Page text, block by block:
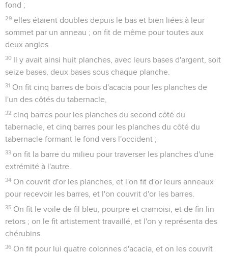
fond ;
29 elles étaient doubles depuis le bas et bien liées à leur
sommet par un anneau ; on fit de même pour toutes aux
deux angles.
30 Il y avait ainsi huit planches, avec leurs bases d'argent, soit
seize bases, deux bases sous chaque planche.
31 On fit cinq barres de bois d'acacia pour les planches de
l'un des côtés du tabernacle,
32 cinq barres pour les planches du second côté du
tabernacle, et cinq barres pour les planches du côté du
tabernacle formant le fond vers l'occident ;
33 on fit la barre du milieu pour traverser les planches d'une
extrémité à l'autre.
34 On couvrit d'or les planches, et l'on fit d'or leurs anneaux
pour recevoir les barres, et l'on couvrit d'or les barres.
35 On fit le voile de fil bleu, pourpre et cramoisi, et de fin lin
retors ; on le fit artistement travaillé, et l'on y représenta des
chérubins.
36 On fit pour lui quatre colonnes d'acacia, et on les couvrit